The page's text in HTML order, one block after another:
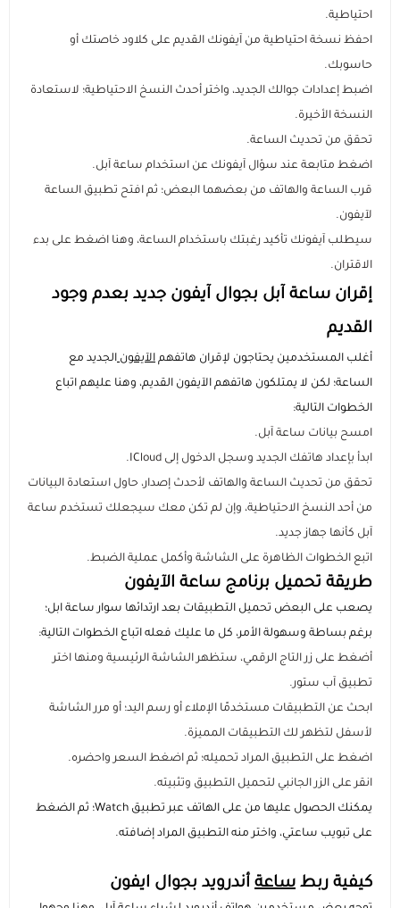
احتياطية.
احفظ نسخة احتياطية من آيفونك القديم على كلاود خاصتك أو
حاسوبك.
اضبط إعدادات جوالك الجديد، واختر أحدث النسخ الاحتياطية؛ لاستعادة
النسخة الأخيرة.
تحقق من تحديث الساعة.
اضغط متابعة عند سؤال آيفونك عن استخدام ساعة آبل.
قرب الساعة والهاتف من بعضهما البعض؛ ثم افتح تطبيق الساعة
لآيفون.
سيطلب آيفونك تأكيد رغبتك باستخدام الساعة، وهنا اضغط على بدء
الاقتران.
إقران ساعة آبل بجوال آيفون جديد بعدم وجود
القديم
أغلب المستخدمين يحتاجون لإقران هاتفهمالآيفونالجديد مع
الساعة؛ لكن لا يمتلكون هاتفهم الآيفون القديم، وهنا عليهم اتباع
الخطوات التالية:
امسح بيانات ساعة آبل.
ابدأ بإعداد هاتفك الجديد وسجل الدخول إلى ICloud.
تحقق من تحديث الساعة والهاتف لأحدث إصدار، حاول استعادة البيانات
من أحد النسخ الاحتياطية، وإن لم تكن معك سيجعلك تستخدم ساعة
آبل كأنها جهاز جديد.
اتبع الخطوات الظاهرة على الشاشة وأكمل عملية الضبط.
طريقة تحميل برنامج ساعة الآيفون
يصعب على البعض تحميل التطبيقات بعد ارتدائها سوار ساعة ابل؛
برغم بساطة وسهولة الأمر، كل ما عليك فعله اتباع الخطوات التالية:
أضغط على زر التاج الرقمي، ستظهر الشاشة الرئيسية ومنها اختر
تطبيق آب ستور.
ابحث عن التطبيقات مستخدمًا الإملاء أو رسم اليد؛ أو مرر الشاشة
لأسفل لتظهر لك التطبيقات المميزة.
اضغط على التطبيق المراد تحميله؛ ثم اضغط السعر واحضره.
انقر على الزر الجانبي لتحميل التطبيق وتثبيته.
يمكنك الحصول عليها من على الهاتف عبر تطبيق Watch؛ ثم الضغط
على تبويب ساعتي، واختر منه التطبيق المراد إضافته.
كيفية ربط ساعةأندرويد بجوال ايفون